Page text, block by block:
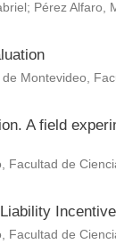
; Pérez Alfaro,
Montevideo,
A field
Facultad de
Facultad de